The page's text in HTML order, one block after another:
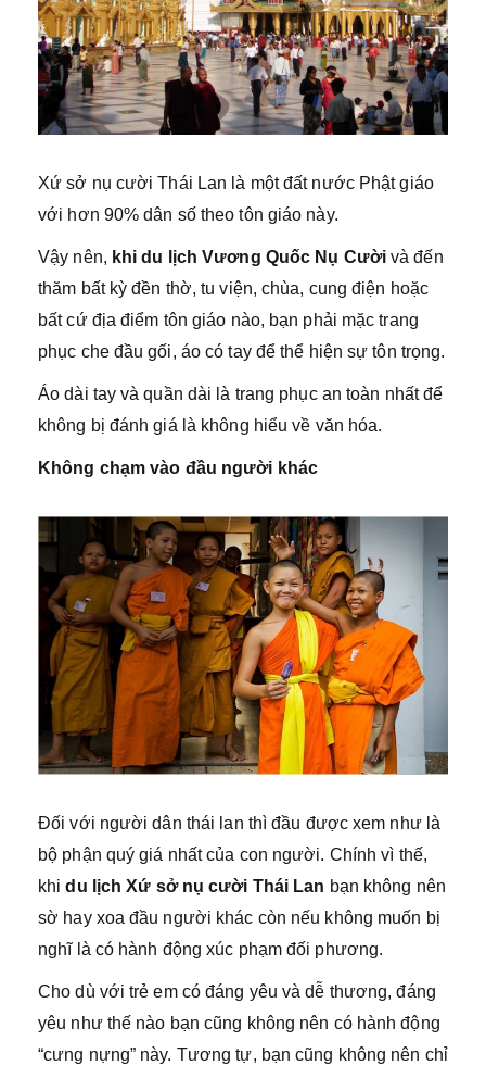
Xứ sở nụ cười Thái Lan là một đất nước Phật giáo
với hơn 90% dân số theo tôn giáo này.
Vậy nên, khi du lịch Vương Quốc Nụ Cườivà đến
thăm bất kỳ đền thờ, tu viện, chùa, cung điện hoặc
bất cứ địa điểm tôn giáo nào, bạn phải mặc trang
phục che đầu gối, áo có tay để thể hiện sự tôn trọng.
Áo dài tay và quần dài là trang phục an toàn nhất để
không bị đánh giá là không hiểu về văn hóa.
Không chạm vào đầu người khác
Đối với người dân thái lan thì đầu được xem như là
bộ phận quý giá nhất của con người. Chính vì thế,
khidu lịch Xứ sở nụ cười Thái Lan bạn không nên
sờ hay xoa đầu người khác còn nếu không muốn bị
nghĩ là có hành động xúc phạm đối phương.
Cho dù với trẻ em có đáng yêu và dễ thương, đáng
yêu như thế nào bạn cũng không nên có hành động
“cưng nựng” này. Tương tự, bạn cũng không nên chỉ